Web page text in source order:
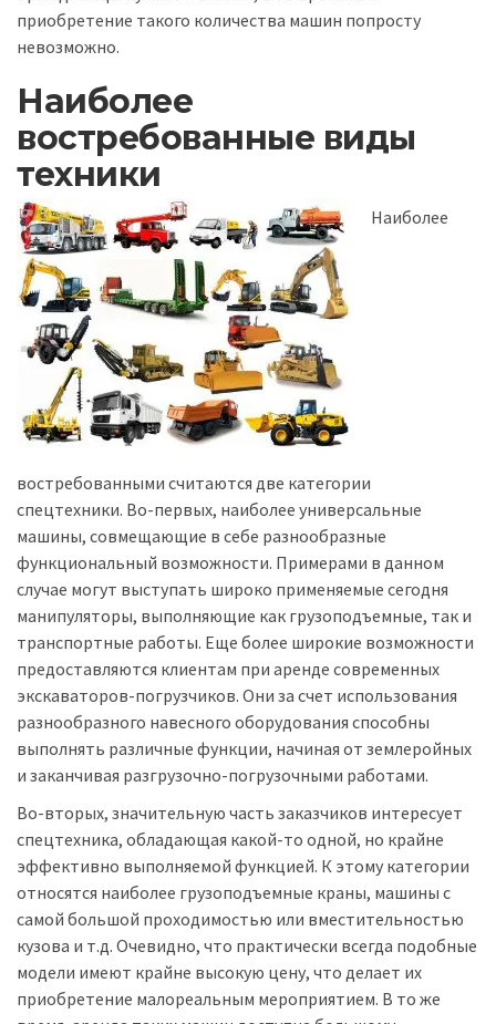
приобретение такого количества машин попросту
невозможно.
Наиболее
востребованные виды
техники
Наиболее
востребованными считаются две категории
спецтехники. Во-первых, наиболее универсальные
машины, совмещающие в себе разнообразные
функциональный возможности. Примерами в данном
случае могут выступать широко применяемые сегодня
манипуляторы, выполняющие как грузоподъемные, так и
транспортные работы. Еще более широкие возможности
предоставляются клиентам при аренде современных
экскаваторов-погрузчиков. Они за счет использования
разнообразного навесного оборудования способны
выполнять различные функции, начиная от землеройных
и заканчивая разгрузочно-погрузочными работами.
Во-вторых, значительную часть заказчиков интересует
спецтехника, обладающая какой-то одной, но крайне
эффективно выполняемой функцией. К этому категории
относятся наиболее грузоподъемные краны, машины с
самой большой проходимостью или вместительностью
кузова и т.д. Очевидно, что практически всегда подобные
модели имеют крайне высокую цену, что делает их
приобретение малореальным мероприятием. В то же